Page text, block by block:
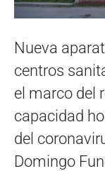
Nueva
centros
el marco del
capacidad
del
Domingo